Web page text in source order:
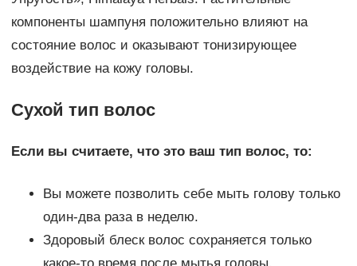
компоненты шампуня положительно влияют на
состояние волос и оказывают тонизирующее
воздействие на кожу головы.
Сухой тип волос
Если вы считаете, что это ваш тип волос, то:
Вы можете позволить себе мыть голову только
один-два раза в неделю.
Здоровый блеск волос сохраняется только